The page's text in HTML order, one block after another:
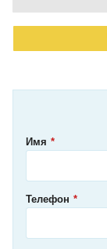
Имя
Телефон